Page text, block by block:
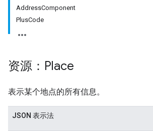
AddressComponent
PlusCode
资源：Place
表示某个地点的所有信息。
JSON 表示法